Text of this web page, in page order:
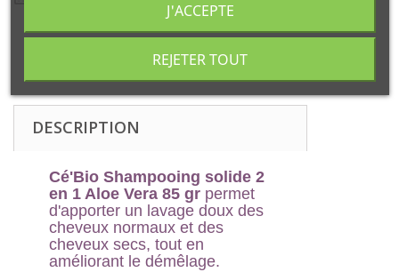
DESCRIPTION
Cé'Bio Shampooing solide 2
en 1 Aloe Vera 85 gr permet
d'apporter un lavage doux des
cheveux normaux et des
cheveux secs, tout en
améliorant le démêlage.
REJETER TOUT
J'ACCEPTE